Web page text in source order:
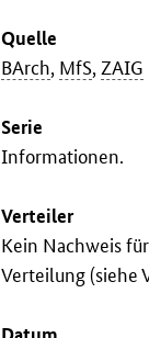
Quelle
BArch, MfS,ZAIG
Serie
Informationen.
Verteiler
Kein Nachweis
Verteilung (siehe